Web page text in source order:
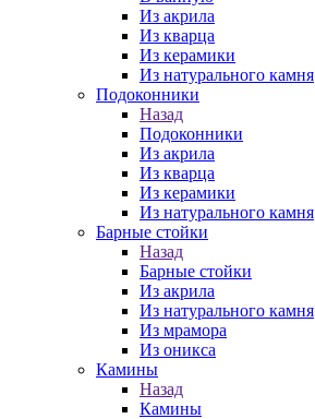
Из акрила
Из кварца
Из керамики
Из натурального камня
Подоконники
Назад
Подоконники
Из акрила
Из кварца
Из керамики
Из натурального камня
Барные стойки
Назад
Барные стойки
Из акрила
Из натурального камня
Из мрамора
Из оникса
Камины
Назад
Камины